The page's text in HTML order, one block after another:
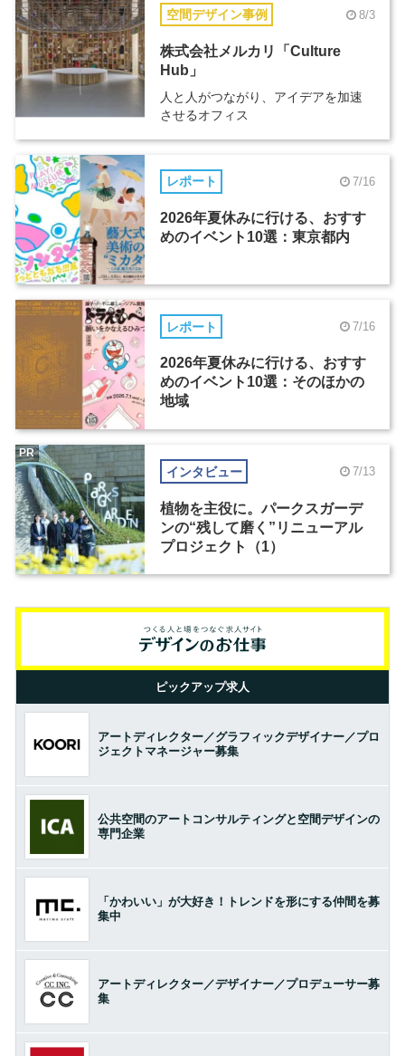
空間デザイン事例 8/3
株式会社メルカリ「Culture
Hub」
人と人がつながり、アイデアを加速
させるオフィス
レポート 7/16
2026年夏休みに行ける、おすす
めのイベント10選：東京都内
レポート 7/16
2026年夏休みに行ける、おすす
めのイベント10選：そのほかの
地域
インタビュー 7/13
植物を主役に。パークスガーデ
ンの“残して磨く”リニューアル
プロジェクト（1）
PR
ピックアップ求人
アートディレクター／グラフィックデザイナー／プロ
ジェクトマネージャー募集
公共空間のアートコンサルティングと空間デザインの
専門企業
「かわいい」が大好き！トレンドを形にする仲間を募
集中
アートディレクター／デザイナー／プロデューサー募
集